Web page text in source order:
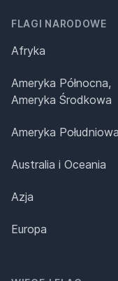
FLAGI NARODOWE
Afryka
Ameryka Północna,
Ameryka Środkowa
Ameryka Południowa
Australia i Oceania
Azja
Europa